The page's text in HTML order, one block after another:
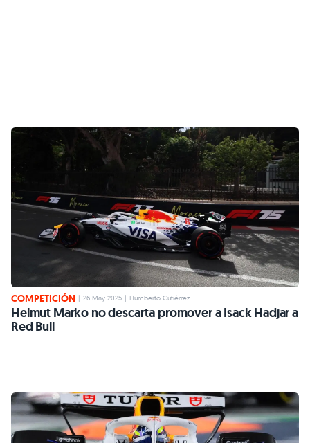
COMPETICIÓN 26 May 2025 Humberto Gutiérrez
Helmut Marko no descarta promover a Isack Hadjar a
Red Bull